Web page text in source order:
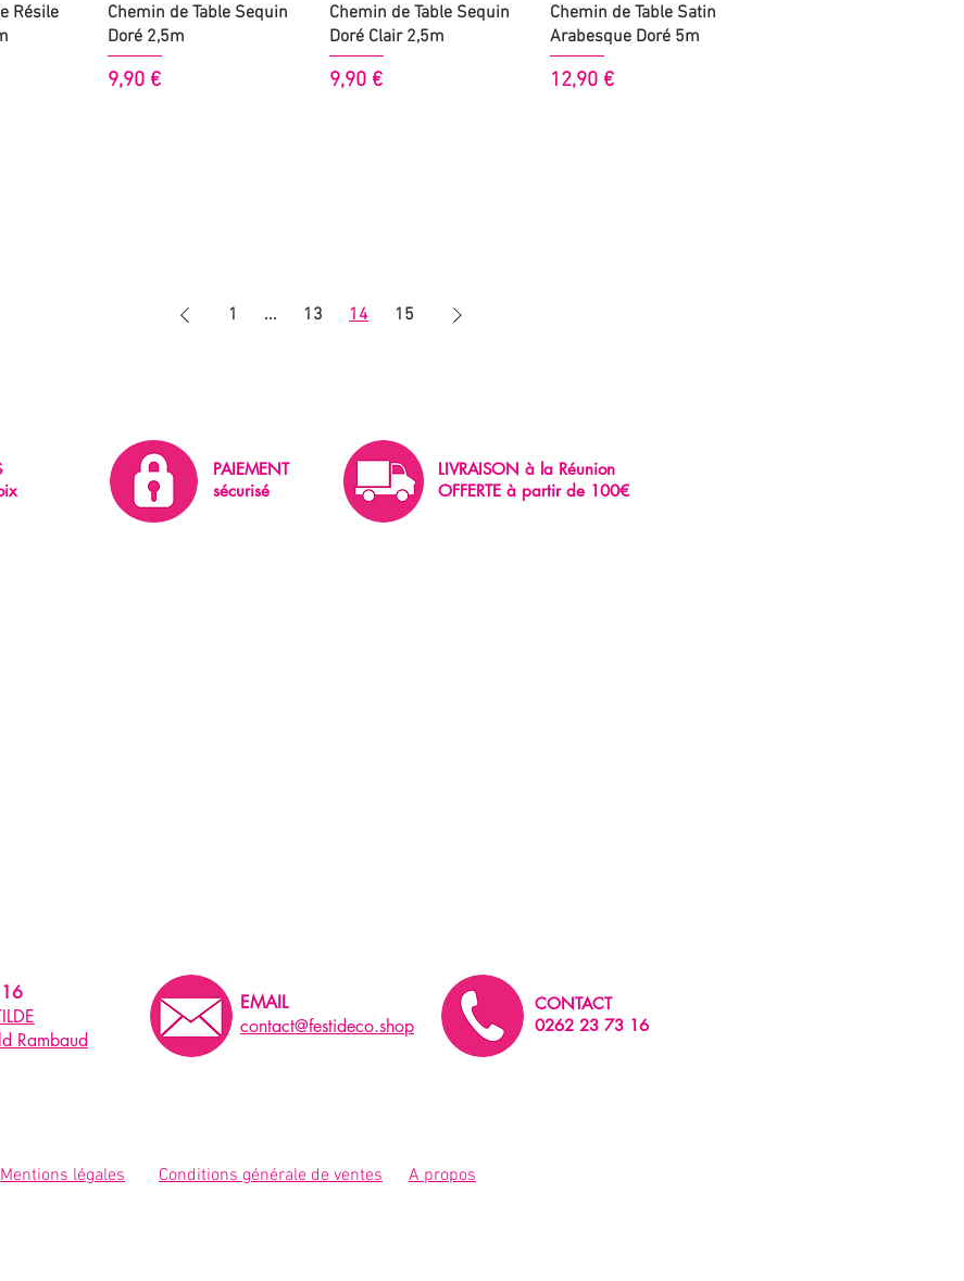
Résile
Aperçu rapide
Chemin de Table Sequin
Doré 2,5m
Prix
9,90 €
Aperçu rapide
Chemin de Table Sequin
Doré Clair 2,5m
Prix
9,90 €
Aperçu rapide
Chemin de Table Satin
Arabesque Doré 5m
Prix
12,90 €
1 ... 13 14 15
PAIEMENT
sécurisé
LIVRAISON à la Réunion
OFFERTE à partir de 100€
Rambaud
EMAIL
contact@festideco.shop
CONTACT
0262 23 73 16
Mentions légales Conditions générale de ventes A propos